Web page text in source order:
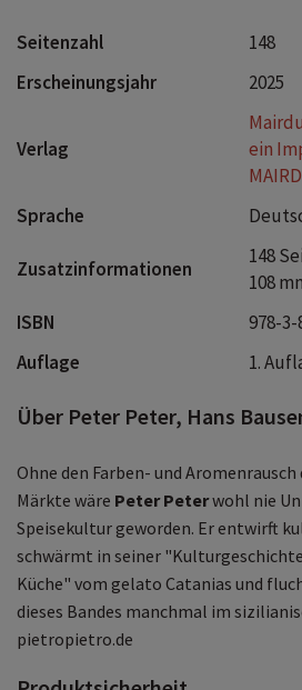
will, darf sich nicht wundern, wenn
ganz durchgedrückt ist. Dein
verrät dir, welche Fotospots du
und wo du mit den Einheimischen
kommst. Ohne lange Vorbereitung
LOS!
Seitenzahl
148
Erscheinungsjahr
2025
Verlag
ein
Sprache
Zusatzinformationen
148
108
ISBN
978-3-
Auflage
1.
Über Peter Peter, Hans
Ohne den Farben- und
Märkte wäre Peter Peterwohl nie
Speisekultur geworden. Er entwirft
schwärmt in seiner
Küche" vom gelato Catanias und
dieses Bandes manchmal im
pietropietro.de